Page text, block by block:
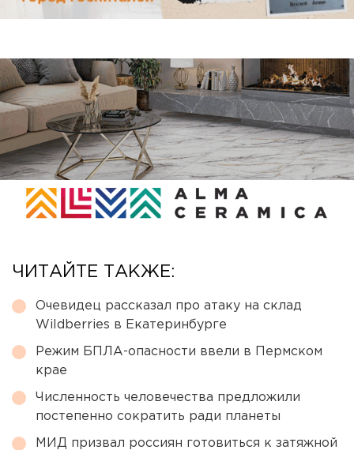
ЧИТАЙТЕ ТАКЖЕ:
Очевидец рассказал про атаку на склад
Wildberries в Екатеринбурге
Режим БПЛА-опасности ввели в Пермском
крае
Численность человечества предложили
постепенно сократить ради планеты
МИД призвал россиян готовиться к затяжной